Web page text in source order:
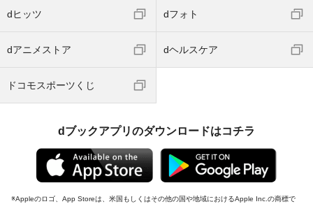
dヒッツ dフォト
dアニメストア dヘルスケア
ドコモスポーツくじ
dブックアプリのダウンロードはコチラ
Appleのロゴ、App Storeは、米国もしくはその他の国や地域におけるApple Inc.の商標で